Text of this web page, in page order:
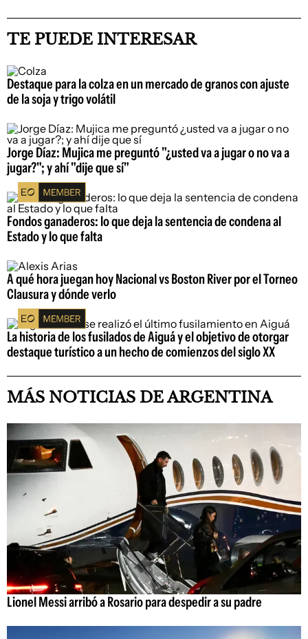
TE PUEDE INTERESAR
Destaque para la colza en un mercado de granos con ajuste
de la soja y trigo volátil
Jorge Díaz: Mujica me preguntó "¿usted va a jugar o no va a
jugar?"; y ahí "dije que sí"
Fondos ganaderos: lo que deja la sentencia de condena al
Estado y lo que falta
A qué hora juegan hoy Nacional vs Boston River por el Torneo
Clausura y dónde verlo
La historia de los fusilados de Aiguá y el objetivo de otorgar
destaque turístico a un hecho de comienzos del siglo XX
MÁS NOTICIAS DE ARGENTINA
Lionel Messi arribó a Rosario para despedir a su padre